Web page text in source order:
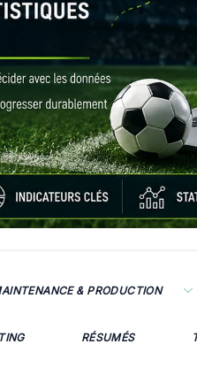
& PRODUCTION
RÉSUMÉS